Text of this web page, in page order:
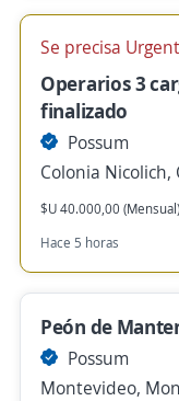
Se precisa
Operarios 3
finalizado
Possum
Colonia Nicolich,
$U 40.000,00 (Mensual)
Hace 5 horas
Peón de
Possum
Montevideo,